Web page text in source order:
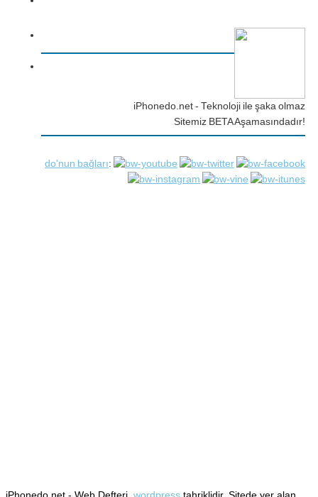
iPhonedo.net - Teknoloji ile şaka olmaz
Sitemiz BETA Aşamasındadır!
do'nun bağları: